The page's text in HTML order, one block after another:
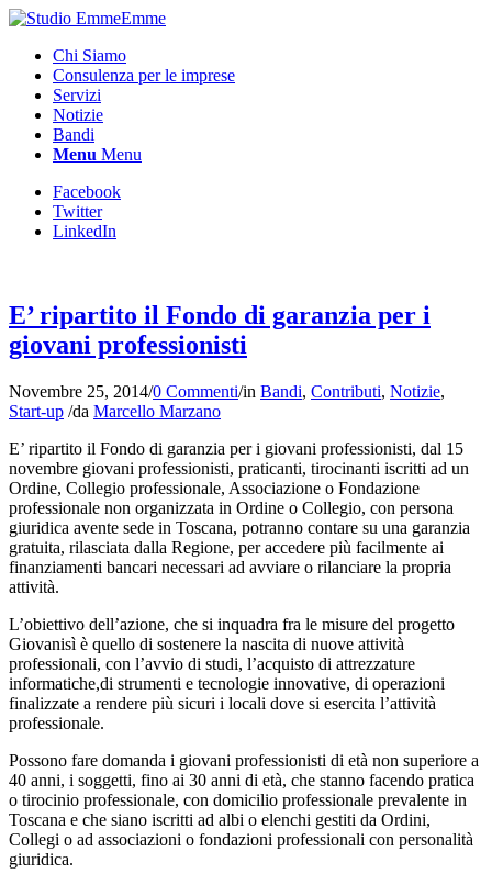
Chi Siamo
Consulenza per le imprese
Servizi
Notizie
Bandi
Menu Menu
Facebook
Twitter
LinkedIn
E’ ripartito il Fondo di garanzia per i
giovani professionisti
Novembre 25, 2014/0 Commenti/in Bandi, Contributi, Notizie,
Start-up /da Marcello Marzano
E’ ripartito il Fondo di garanzia per i giovani professionisti, dal 15
novembre giovani professionisti, praticanti, tirocinanti iscritti ad un
Ordine, Collegio professionale, Associazione o Fondazione
professionale non organizzata in Ordine o Collegio, con persona
giuridica avente sede in Toscana, potranno contare su una garanzia
gratuita, rilasciata dalla Regione, per accedere più facilmente ai
finanziamenti bancari necessari ad avviare o rilanciare la propria
attività.
L’obiettivo dell’azione, che si inquadra fra le misure del progetto
Giovanisì è quello di sostenere la nascita di nuove attività
professionali, con l’avvio di studi, l’acquisto di attrezzature
informatiche,di strumenti e tecnologie innovative, di operazioni
finalizzate a rendere più sicuri i locali dove si esercita l’attività
professionale.
Possono fare domanda i giovani professionisti di età non superiore a
40 anni, i soggetti, fino ai 30 anni di età, che stanno facendo pratica
o tirocinio professionale, con domicilio professionale prevalente in
Toscana e che siano iscritti ad albi o elenchi gestiti da Ordini,
Collegi o ad associazioni o fondazioni professionali con personalità
giuridica.